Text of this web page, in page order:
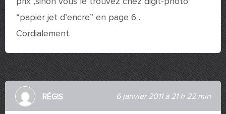
“papier jet d’encre” en page 6 .
Cordialement.
RÉGIS 6 janvier 2011 à 21 h 22 min